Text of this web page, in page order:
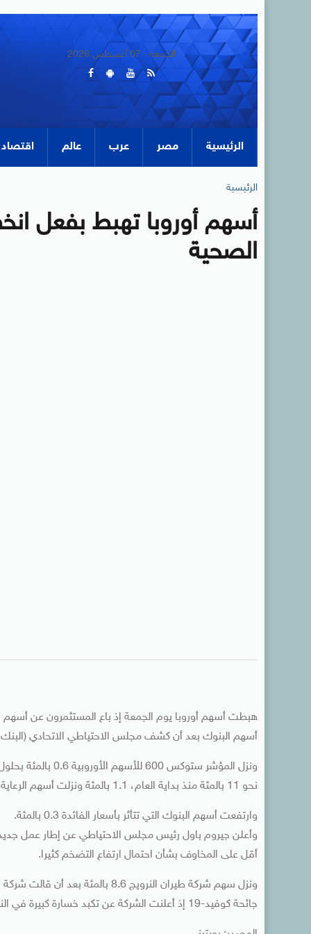
الجمعة - 07 أغسطس 2026
الرئيسية مصر عرب عالم اقتصاد
الرئيسية
أسهم أوروبا تهبط بفعل
الصحية
هبطت أسهم أوروبا يوم الجمعة إذ باع المستثمرون عن أسهم
أسهم البنوك بعد أن كشف مجلس الاحتياطي الاتحادي
نحو 11 بالمئة منذ بداية العام، 1.1 بالمئة ونزلت أسهم الرعاية الصحية 0.8 بالمئة.
وارتفعت أسهم البنوك التي تتأثر بأسعار الفائدة 0.3 بالمئة.
وأعلن جيروم باول رئيس مجلس الاحتياطي عن إطار عمل جديد
أقل على المخاوف بشأن احتمال ارتفاع التضخم كثيرا.
ونزل سهم شركة طيران النرويج 8.6
جائحة كوفيد-19 إذ أعلنت الشركة عن تكبد خسارة كبيرة في النصف الأول من 2020.